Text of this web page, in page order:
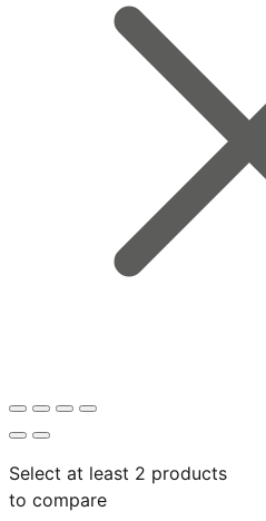
Select at least 2 products
to compare